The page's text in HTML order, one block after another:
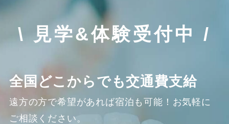
\ 見学&体験受付中 /
全国どこからでも交通費支給
遠方の方で希望があれば宿泊も可能！お気軽に
ご相談ください。